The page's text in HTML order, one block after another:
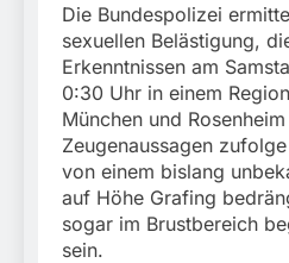
Die Bundespolizei
sexuellen Belästigung,
Erkenntnissen am
0:30 Uhr in einem
München und
Zeugenaussagen
von einem bislang
auf Höhe Grafing
sogar im Brustbereich
sein.